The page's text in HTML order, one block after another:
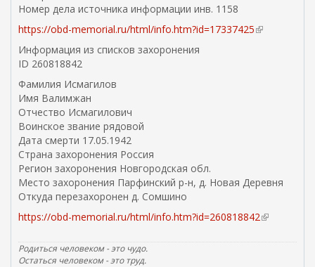
Номер дела источника информации инв. 1158
https://obd-memorial.ru/html/info.htm?id=17337425(
л
а
Информация из списков захоронения
ID 260818842
Фамилия Исмагилов
Имя Валимжан
Отчество Исмагилович
Воинское звание рядовой
Дата смерти 17.05.1942
Страна захоронения Россия
Регион захоронения Новгородская обл.
Место захоронения Парфинский р-н, д. Новая Деревня
Откуда перезахоронен д. Сомшино
https://obd-memorial.ru/html/info.htm?id=260818842(
н
Родиться человеком - это чудо.
Остаться человеком - это труд.